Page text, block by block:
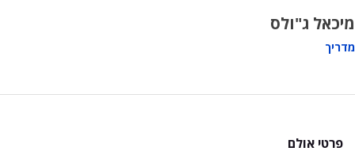
מיכאל ג"ולס
מדריך
פרטי אולם